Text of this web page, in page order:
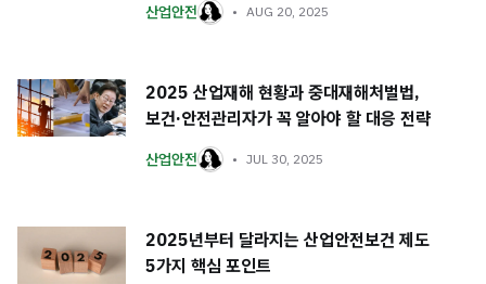
산업안전 AUG 20, 2025
2025 산업재해 현황과 중대재해처벌법,
보건·안전관리자가 꼭 알아야 할 대응 전략
산업안전 JUL 30, 2025
2025년부터 달라지는 산업안전보건 제도
5가지 핵심 포인트